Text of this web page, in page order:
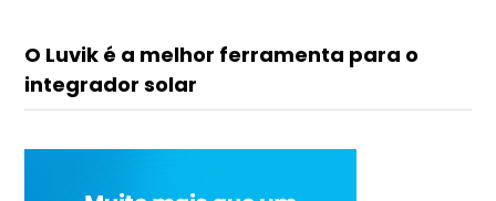
O Luvik é a melhor ferramenta para o
integrador solar